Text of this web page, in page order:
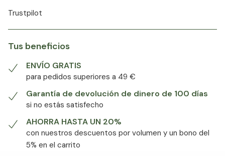
Trustpilot
Tus beneficios
ENVÍO GRATIS
para pedidos superiores a 49 €
Garantía de devolución de dinero de 100 días
si no estás satisfecho
AHORRA HASTA UN 20%
con nuestros descuentos por volumen y un bono del
5% en el carrito